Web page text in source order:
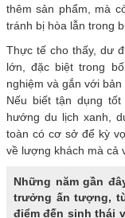
thêm sản phẩm, mà
tránh bị hòa lẫn trong
Thực tế cho thấy, dư
lớn, đặc biệt trong
nghiệm và gắn với
Nếu biết tận dụng
hướng du lịch xanh,
toàn có cơ sở để kỳ
về lượng khách mà cả
Những năm gần
trưởng ấn tượng,
điểm đến sinh thái